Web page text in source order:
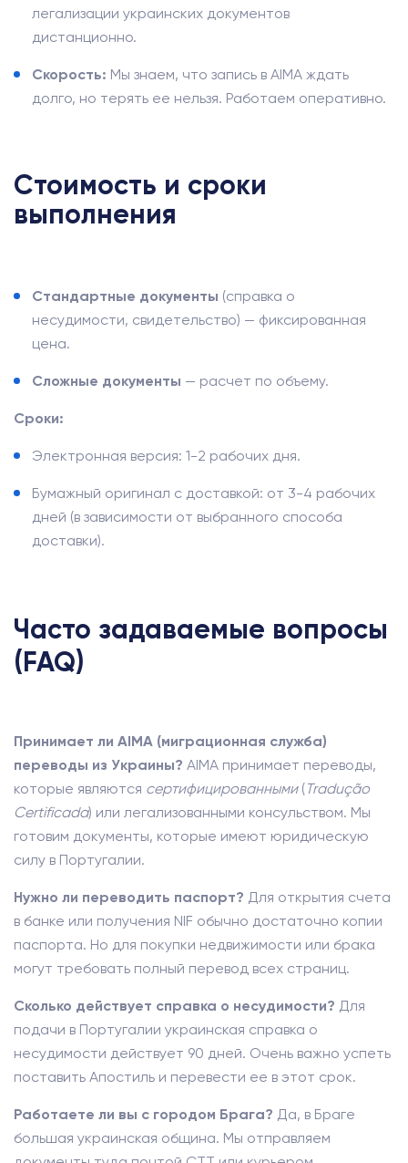
легализации украинских документов
дистанционно.
Скорость: Мы знаем, что запись в AIMA ждать
долго, но терять ее нельзя. Работаем оперативно.
Стоимость и сроки
выполнения
Стандартные документы (справка о
несудимости, свидетельство) — фиксированная
цена.
Сложные документы — расчет по объему.
Сроки:
Электронная версия: 1-2 рабочих дня.
Бумажный оригинал с доставкой: от 3-4 рабочих
дней (в зависимости от выбранного способа
доставки).
Часто задаваемые вопросы
(FAQ)
Принимает ли AIMA (миграционная служба)
переводы из Украины? AIMA принимает переводы,
которые являются сертифицированными(Tradução
Certificada) или легализованными консульством. Мы
готовим документы, которые имеют юридическую
силу в Португалии.
Нужно ли переводить паспорт? Для открытия счета
в банке или получения NIF обычно достаточно копии
паспорта. Но для покупки недвижимости или брака
могут требовать полный перевод всех страниц.
Сколько действует справка о несудимости? Для
подачи в Португалии украинская справка о
несудимости действует 90 дней. Очень важно успеть
поставить Апостиль и перевести ее в этот срок.
Работаете ли вы с городом Брага? Да, в Браге
большая украинская община. Мы отправляем